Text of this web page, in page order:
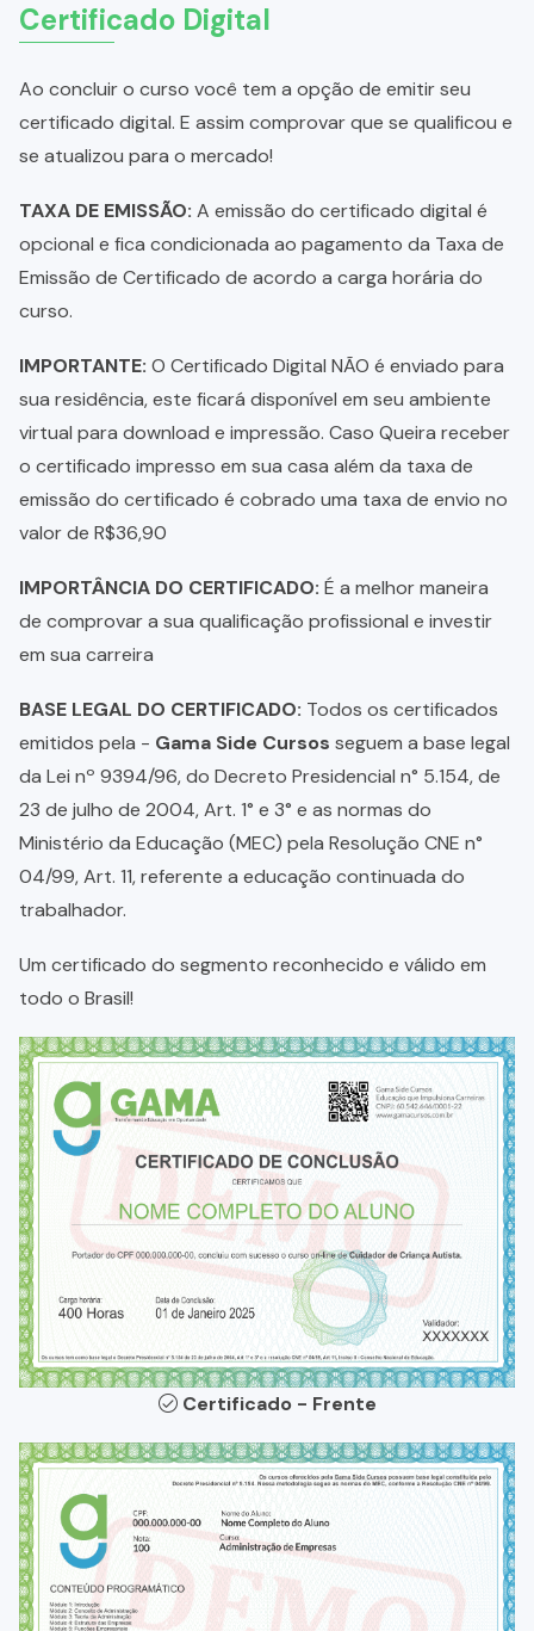
Certificado Digital
Ao concluir o curso você tem a opção de emitir seu
certificado digital. E assim comprovar que se qualificou e
se atualizou para o mercado!
TAXA DE EMISSÃO: A emissão do certificado digital é
opcional e fica condicionada ao pagamento da Taxa de
Emissão de Certificado de acordo a carga horária do
curso.
IMPORTANTE: O Certificado Digital NÃO é enviado para
sua residência, este ficará disponível em seu ambiente
virtual para download e impressão. Caso Queira receber
o certificado impresso em sua casa além da taxa de
emissão do certificado é cobrado uma taxa de envio no
valor de R$36,90
IMPORTÂNCIA DO CERTIFICADO: É a melhor maneira
de comprovar a sua qualificação profissional e investir
em sua carreira
BASE LEGAL DO CERTIFICADO: Todos os certificados
emitidos pela - Gama Side Cursos seguem a base legal
da Lei nº 9394/96, do Decreto Presidencial n° 5.154, de
23 de julho de 2004, Art. 1° e 3° e as normas do
Ministério da Educação (MEC) pela Resolução CNE n°
04/99, Art. 11, referente a educação continuada do
trabalhador.
Um certificado do segmento reconhecido e válido em
todo o Brasil!
Certificado - Frente